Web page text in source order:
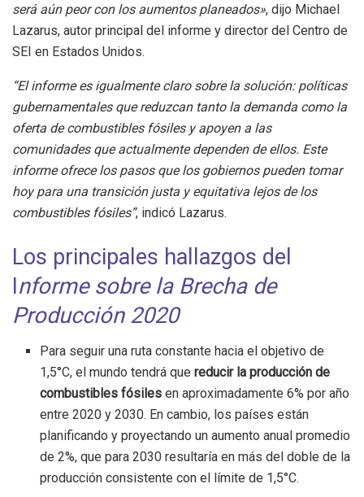
será aún peor con los aumentos planeados», dijo Michael
Lazarus, autor principal del informe y director del Centro de
SEI en Estados Unidos.
“El informe es igualmente claro sobre la solución: políticas
gubernamentales que reduzcan tanto la demanda como la
oferta de combustibles fósiles y apoyen a las
comunidades que actualmente dependen de ellos. Este
informe ofrece los pasos que los gobiernos pueden tomar
hoy para una transición justa y equitativa lejos de los
combustibles fósiles”, indicó Lazarus.
Los principales hallazgos del
Informe sobre la Brecha de
Producción 2020
Para seguir una ruta constante hacia el objetivo de
1,5°C, el mundo tendrá quereducir la producción de
combustibles fósiles en aproximadamente 6% por año
entre 2020 y 2030. En cambio, los países están
planificando y proyectando un aumento anual promedio
de 2%, que para 2030 resultaría en más del doble de la
producción consistente con el límite de 1,5°C.